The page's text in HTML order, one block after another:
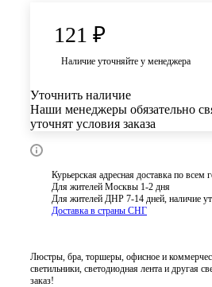
121 ₽
Наличие уточняйте у менеджера
Уточнить наличие
Наши менеджеры обязательно
уточнят условия заказа
Курьерская адресная доставка по всем
Для жителей Москвы 1-2 дня
Для жителей ДНР 7-14 дней, наличие
Доставка в страны СНГ
Люстры, бра, торшеры, офисное и
светильники, светодиодная лента и другая
заказ!